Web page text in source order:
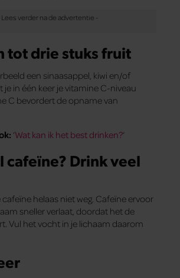
tot drie stuks fruit
een sinaasappel, kiwi en/of
je in één keer je vitamine C-niveau
C bevordert de opname van
‘Wat kan ik het best drinken?‘
cafeïne? Drink veel
helaas niet weg. Cafeïne ervoor
sneller verlaat, doordat het de
Vul het vocht in je lichaam daarom